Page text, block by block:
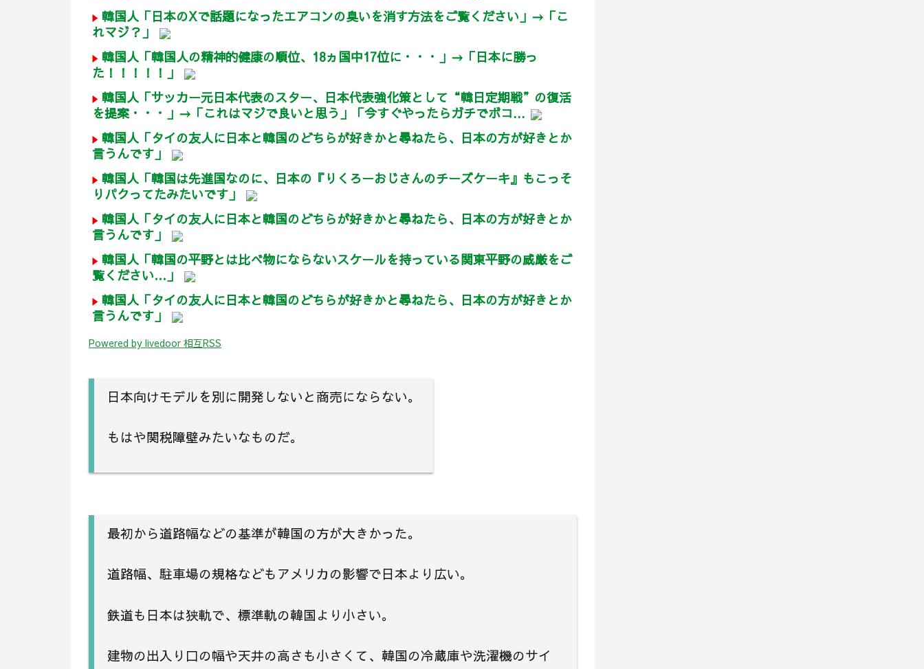
韓国人「日本のXで話題になったエアコンの臭いを消す方法をご覧ください」→「こ
れマジ？」
韓国人「韓国人の精神的健康の順位、18ヵ国中17位に・・・」→「日本に勝っ
た！！！！！」
韓国人「サッカー元日本代表のスター、日本代表強化策として“韓日定期戦”の復活
を提案・・・」→「これはマジで良いと思う」「今すぐやったらガチでボコ...
韓国人「タイの友人に日本と韓国のどちらが好きかと尋ねたら、日本の方が好きとか
言うんです」
韓国人「韓国は先進国なのに、日本の『りくろーおじさんのチーズケーキ』もこっそ
りパクってたみたいです」
韓国人「タイの友人に日本と韓国のどちらが好きかと尋ねたら、日本の方が好きとか
言うんです」
韓国人「韓国の平野とは比べ物にならないスケールを持っている関東平野の威厳をご
覧ください…」
韓国人「タイの友人に日本と韓国のどちらが好きかと尋ねたら、日本の方が好きとか
言うんです」
Powered by livedoor 相互RSS
日本向けモデルを別に開発しないと商売にならない。
もはや関税障壁みたいなものだ。
最初から道路幅などの基準が韓国の方が大きかった。
道路幅、駐車場の規格などもアメリカの影響で日本より広い。
鉄道も日本は狭軌で、標準軌の韓国より小さい。
建物の出入り口の幅や天井の高さも小さくて、韓国の冷蔵庫や洗濯機のサイ